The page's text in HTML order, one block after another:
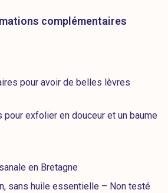
complémentaires
pour avoir de belles lèvres
pour exfolier en douceur et un baume
en Bretagne
sans huile essentielle – Non testé